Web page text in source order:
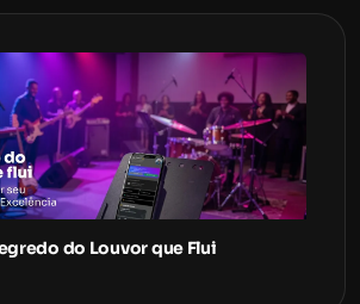
do Louvor que Flui